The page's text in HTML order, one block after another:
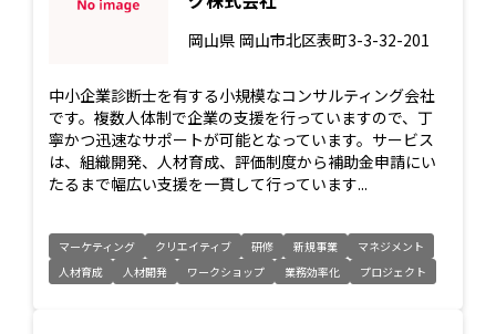
岡山県 岡山市北区表町3-3-32-201
中小企業診断士を有する小規模なコンサルティング会社
です。複数人体制で企業の支援を行っていますので、丁
寧かつ迅速なサポートが可能となっています。サービス
は、組織開発、人材育成、評価制度から補助金申請にい
たるまで幅広い支援を一貫して行っています...
マーケティング クリエイティブ 研修 新規事業
マネジメント
人材育成
人材開発 ワークショップ 業務効率化 プロジェクト